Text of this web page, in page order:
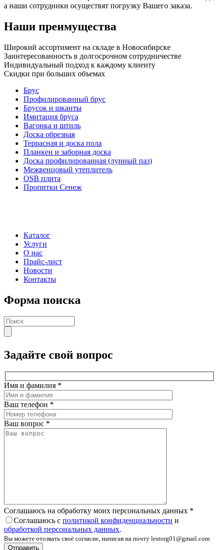
а наши сотрудники осуществят погрузку Вашего заказа.
Наши преимущества
Широкий ассортимент на складе в Новосибирске
Заинтересованность в долгосрочном сотрудничестве
Индивидуальный подход к каждому клиенту
Скидки при больших объемах
Брус
Профилированный брус
Брусок и шканты
Имитация бруса
Вагонка и штиль
Доска обрезная
Террасная и доска пола
Планкен и заборная доска
Доска профилированная (лунный паз)
Межвенцовый утеплитель
OSB плита
Пропитки Сенеж
Каталог
Услуги
О нас
Прайс-лист
Новости
Контакты
Форма поиска
Задайте свой вопрос
Имя и фамилия *
Ваш телефон *
Ваш вопрос *
Соглашаюсь на обработку моих персональных данных *
Соглашаюсь с политикой конфиденциальности и
обработкой персональных данных.
Вы можете отозвать своё согласие, написав на почту lestorg01@gmail.com